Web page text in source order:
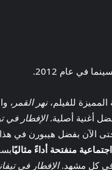
في عام 2012.
للفيلم،نهر القمر،
أغنية أصلية.الإفطار في
الآن بفضل هيبورن في
منفتحة أداءً مثاليًا
في كل مشهد.الإفطار في